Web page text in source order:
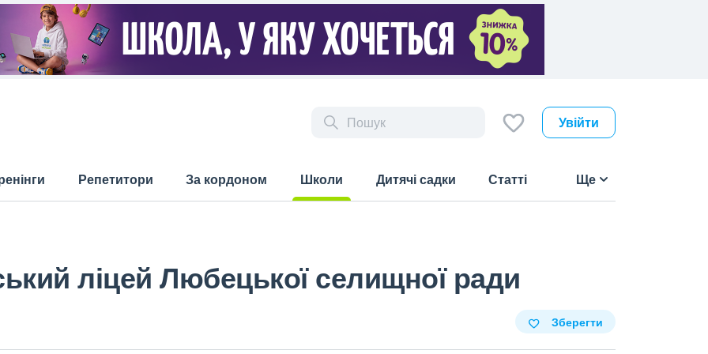
Увійти
Репетитори За кордоном
Школи
Дитячі садки Статті Ще
ліцей Любецької селищної ради
Зберегти